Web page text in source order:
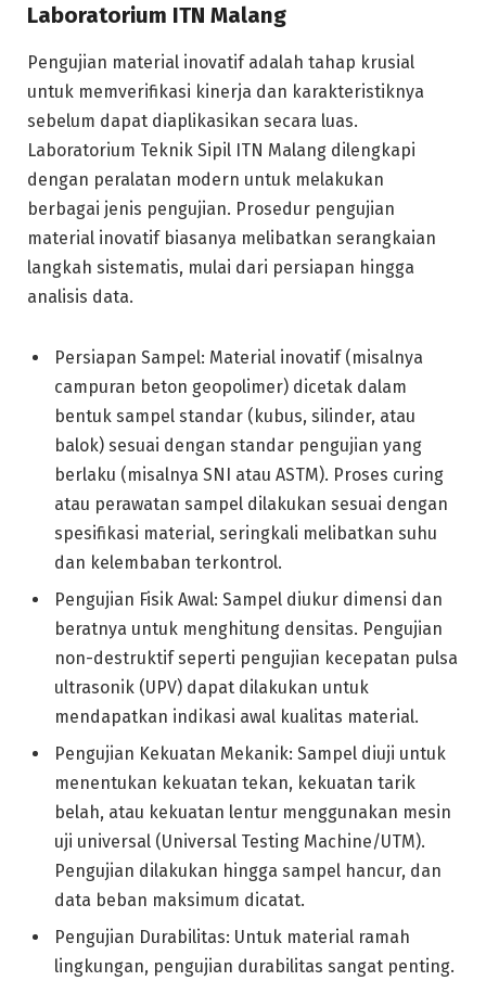
Laboratorium ITN Malang
Pengujian material inovatif adalah tahap krusial
untuk memverifikasi kinerja dan karakteristiknya
sebelum dapat diaplikasikan secara luas.
Laboratorium Teknik Sipil ITN Malang dilengkapi
dengan peralatan modern untuk melakukan
berbagai jenis pengujian. Prosedur pengujian
material inovatif biasanya melibatkan serangkaian
langkah sistematis, mulai dari persiapan hingga
analisis data.
Persiapan Sampel: Material inovatif (misalnya
campuran beton geopolimer) dicetak dalam
bentuk sampel standar (kubus, silinder, atau
balok) sesuai dengan standar pengujian yang
berlaku (misalnya SNI atau ASTM). Proses curing
atau perawatan sampel dilakukan sesuai dengan
spesifikasi material, seringkali melibatkan suhu
dan kelembaban terkontrol.
Pengujian Fisik Awal: Sampel diukur dimensi dan
beratnya untuk menghitung densitas. Pengujian
non-destruktif seperti pengujian kecepatan pulsa
ultrasonik (UPV) dapat dilakukan untuk
mendapatkan indikasi awal kualitas material.
Pengujian Kekuatan Mekanik: Sampel diuji untuk
menentukan kekuatan tekan, kekuatan tarik
belah, atau kekuatan lentur menggunakan mesin
uji universal (Universal Testing Machine/UTM).
Pengujian dilakukan hingga sampel hancur, dan
data beban maksimum dicatat.
Pengujian Durabilitas: Untuk material ramah
lingkungan, pengujian durabilitas sangat penting.